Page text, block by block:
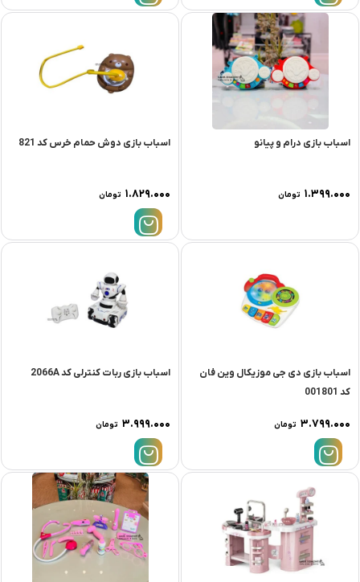
اسباب بازی درام و پیانو
۱.۳۹۹.۰۰۰ تومان
اسباب بازی دوش حمام خرس کد 821
۱.۸۲۹.۰۰۰ تومان
اسباب بازی دی جی موزیکال وین فان
کد 001801
۳.۷۹۹.۰۰۰ تومان
اسباب بازی ربات کنترلی کد 2066A
۳.۹۹۹.۰۰۰ تومان